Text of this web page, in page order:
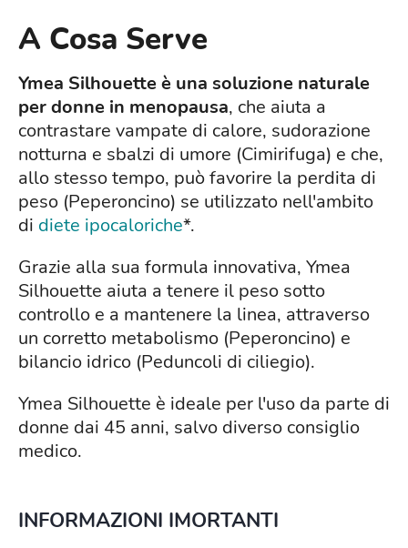
A Cosa Serve
Ymea Silhouette è una soluzione naturale
per donne in menopausa, che aiuta a
contrastare vampate di calore, sudorazione
notturna e sbalzi di umore (Cimirifuga) e che,
allo stesso tempo, può favorire la perdita di
peso (Peperoncino) se utilizzato nell'ambito
di diete ipocaloriche*.
Grazie alla sua formula innovativa, Ymea
Silhouette aiuta a tenere il peso sotto
controllo e a mantenere la linea, attraverso
un corretto metabolismo (Peperoncino) e
bilancio idrico (Peduncoli di ciliegio).
Ymea Silhouette è ideale per l'uso da parte di
donne dai 45 anni, salvo diverso consiglio
medico.
INFORMAZIONI IMORTANTI